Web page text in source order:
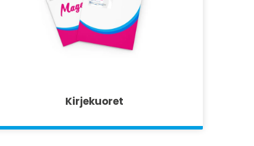
Kirjekuoret